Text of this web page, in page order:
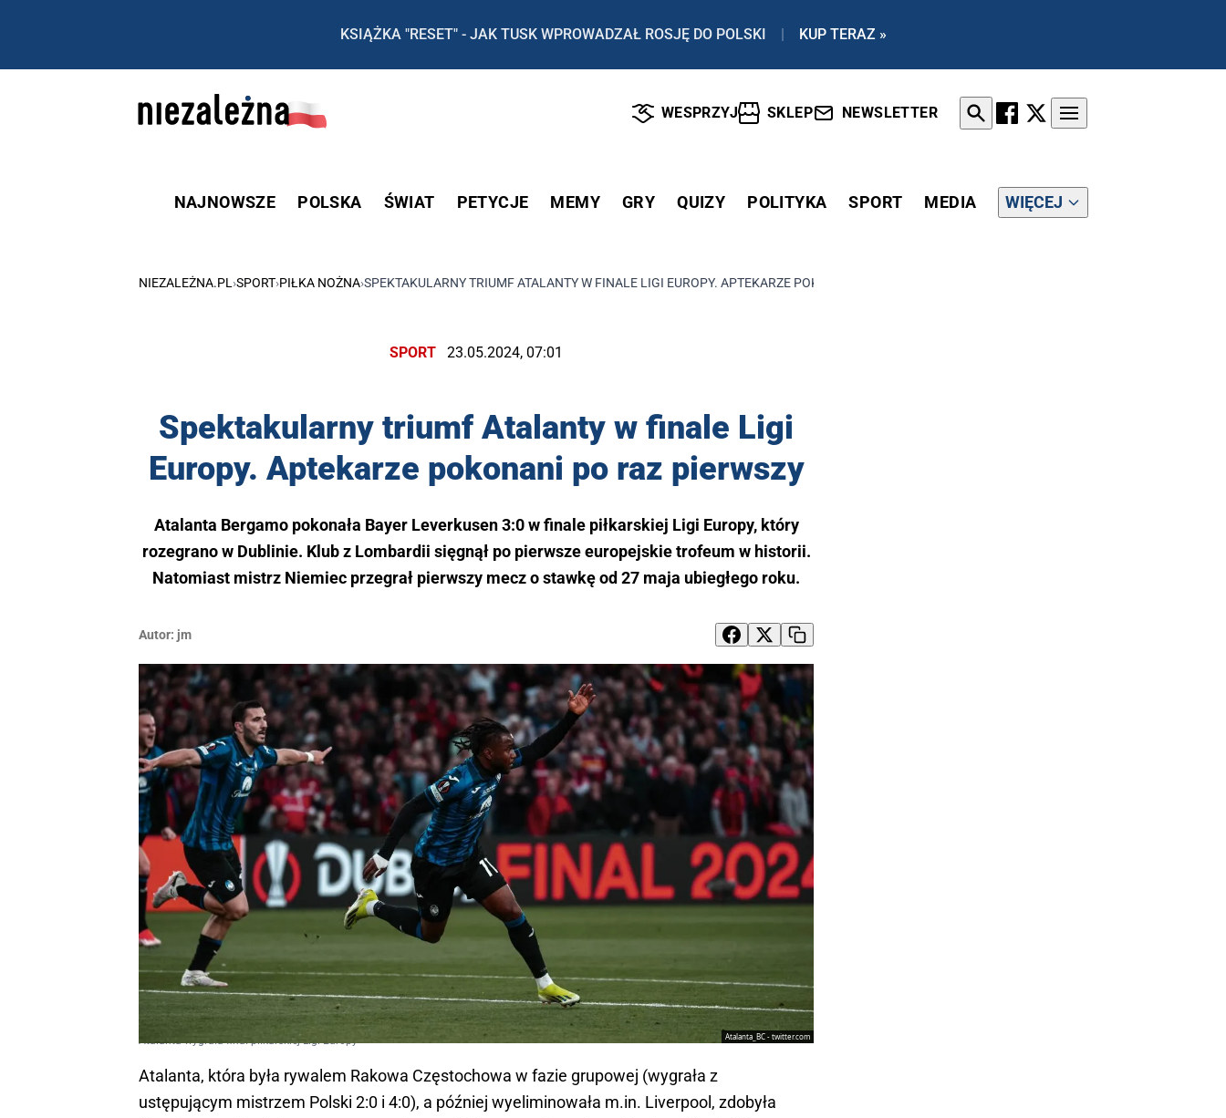
KSIĄŻKA "RESET" - JAK TUSK WPROWADZAŁ ROSJĘ DO POLSKI | KUP TERAZ »
WESPRZYJ SKLEP NEWSLETTER
NAJNOWSZE POLSKA ŚWIAT PETYCJE MEMY GRY QUIZY POLITYKA SPORT MEDIA WIĘCEJ
NIEZALEŻNA.PL ›SPORT›PIŁKA NOŻNA›SPEKTAKULARNY TRIUMF ATALANTY W FINALE LIGI EUROPY. APTEKARZE POKONANI PO RAZ PIERWSZY
SPORT 23.05.2024, 07:01
Spektakularny triumf Atalanty w finale Ligi
Europy. Aptekarze pokonani po raz pierwszy
Atalanta Bergamo pokonała Bayer Leverkusen 3:0 w finale piłkarskiej Ligi Europy, który
rozegrano w Dublinie. Klub z Lombardii sięgnął po pierwsze europejskie trofeum w historii.
Natomiast mistrz Niemiec przegrał pierwszy mecz o stawkę od 27 maja ubiegłego roku.
Autor: jm
Atalanta_BC - twitter.com
Atalanta wygrała finał piłkarskiej Ligi Europy
Atalanta, która była rywalem Rakowa Częstochowa w fazie grupowej (wygrała z
ustępującym mistrzem Polski 2:0 i 4:0), a później wyeliminowała m.in. Liverpool, zdobyła